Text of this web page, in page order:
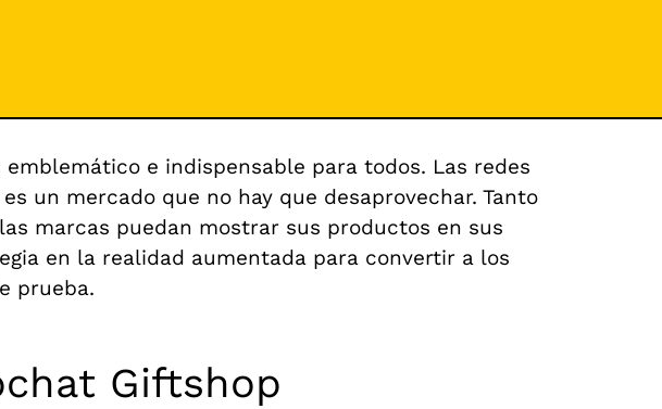
e indispensable para todos. Las redes
un mercado que no hay que desaprovechar. Tanto
marcas puedan mostrar sus productos en sus
en la realidad aumentada para convertir a los
prueba.
Giftshop